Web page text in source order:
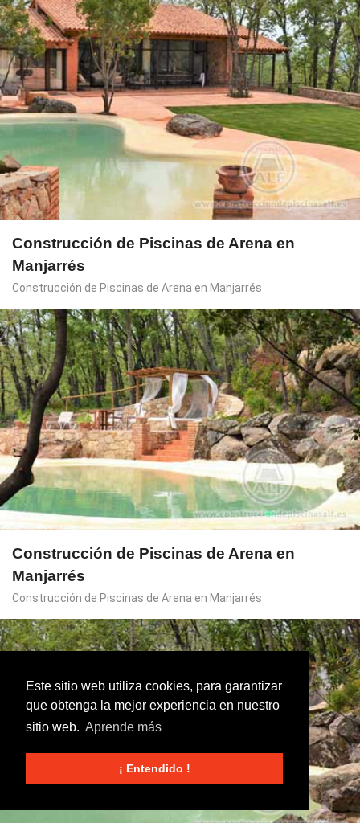
Este sitio web utiliza cookies, para garantizar
que obtenga la mejor experiencia en nuestro
sitio web. Aprende más
¡ Entendido !
Construcción de Piscinas de Arena en
Manjarrés
Construcción de Piscinas de Arena en Manjarrés
Construcción de Piscinas de Arena en
Manjarrés
Construcción de Piscinas de Arena en Manjarrés